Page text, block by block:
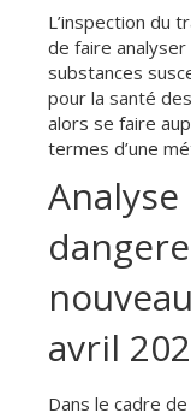
L’inspection du
de faire
substances
pour la santé
alors se faire
termes d’une
avril
Dans le cadre